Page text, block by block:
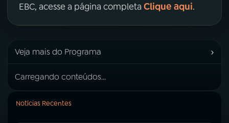
EBC, acesse a página completa Clique aqui.
Veja mais do Programa ›
Carregando conteúdos...
Notícias Recentes